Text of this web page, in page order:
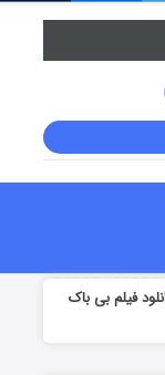
فیلم بی باک